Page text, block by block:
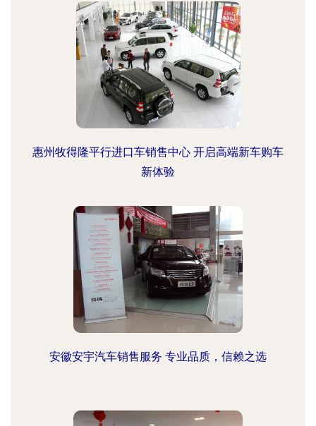
惠州牧得隆平行进口车销售中心 开启高端新车购车
新体验
安徽安宇汽车销售服务 专业品质，信赖之选